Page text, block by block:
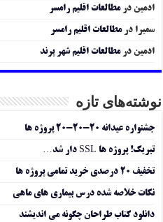
ادمین درمطالعات اقلیم رامسر
سمیرا درمطالعات اقلیم رامسر
ادمین درمطالعات اقلیم شهر پرند
نوشته‌های تازه
جشنواره عیدانه ۲۰-۲۰-۲۰ پروژه ها
تبریک! پروژه ها SSL دار شد…
تخفیف ۲۰ درصدی خرید تمامی پروژه ها
نکات خلاصه شده درس بیماری های ماهی
دانلود کتاب طراحان چگونه می اندیشند